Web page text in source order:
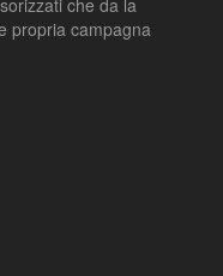
propria campagna